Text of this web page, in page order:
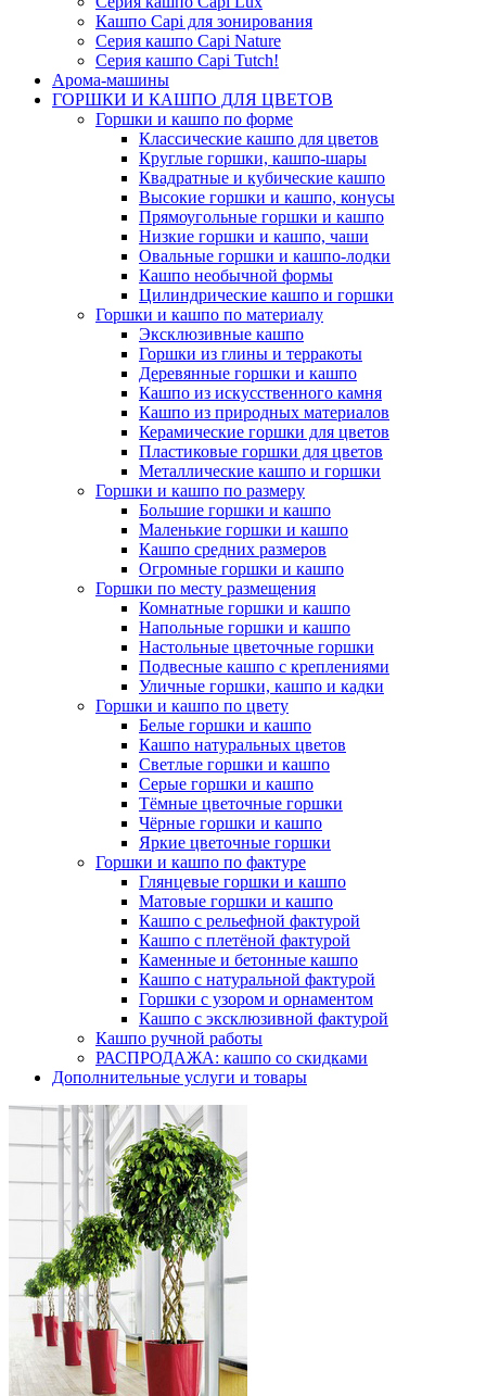
Кашпо Capi для зонирования
Серия кашпо Capi Nature
Серия кашпо Capi Tutch!
Арома-машины
ГОРШКИ И КАШПО ДЛЯ ЦВЕТОВ
Горшки и кашпо по форме
Классические кашпо для цветов
Круглые горшки, кашпо-шары
Квадратные и кубические кашпо
Высокие горшки и кашпо, конусы
Прямоугольные горшки и кашпо
Низкие горшки и кашпо, чаши
Овальные горшки и кашпо-лодки
Кашпо необычной формы
Цилиндрические кашпо и горшки
Горшки и кашпо по материалу
Эксклюзивные кашпо
Горшки из глины и терракоты
Деревянные горшки и кашпо
Кашпо из искусственного камня
Кашпо из природных материалов
Керамические горшки для цветов
Пластиковые горшки для цветов
Металлические кашпо и горшки
Горшки и кашпо по размеру
Большие горшки и кашпо
Маленькие горшки и кашпо
Кашпо средних размеров
Огромные горшки и кашпо
Горшки по месту размещения
Комнатные горшки и кашпо
Напольные горшки и кашпо
Настольные цветочные горшки
Подвесные кашпо с креплениями
Уличные горшки, кашпо и кадки
Горшки и кашпо по цвету
Белые горшки и кашпо
Кашпо натуральных цветов
Светлые горшки и кашпо
Серые горшки и кашпо
Тёмные цветочные горшки
Чёрные горшки и кашпо
Яркие цветочные горшки
Горшки и кашпо по фактуре
Глянцевые горшки и кашпо
Матовые горшки и кашпо
Кашпо с рельефной фактурой
Кашпо с плетёной фактурой
Каменные и бетонные кашпо
Кашпо с натуральной фактурой
Горшки с узором и орнаментом
Кашпо с эксклюзивной фактурой
Кашпо ручной работы
РАСПРОДАЖА: кашпо со скидками
Дополнительные услуги и товары